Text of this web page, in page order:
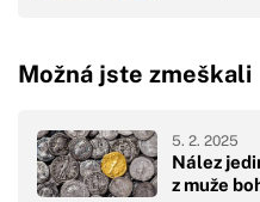
Možná jste zmeškali
Nález
z muže
5. 2. 2025